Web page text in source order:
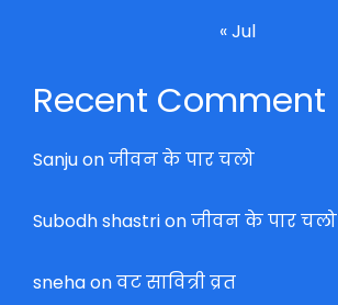
« Jul
Recent Comment
Sanjuonजीवन के पार चलो
Subodh shastrionजीवन के पार चलो
snehaonवट सावित्री व्रत